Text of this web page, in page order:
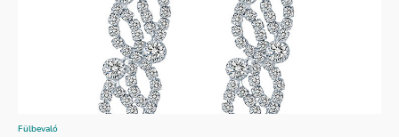
Fülbevaló